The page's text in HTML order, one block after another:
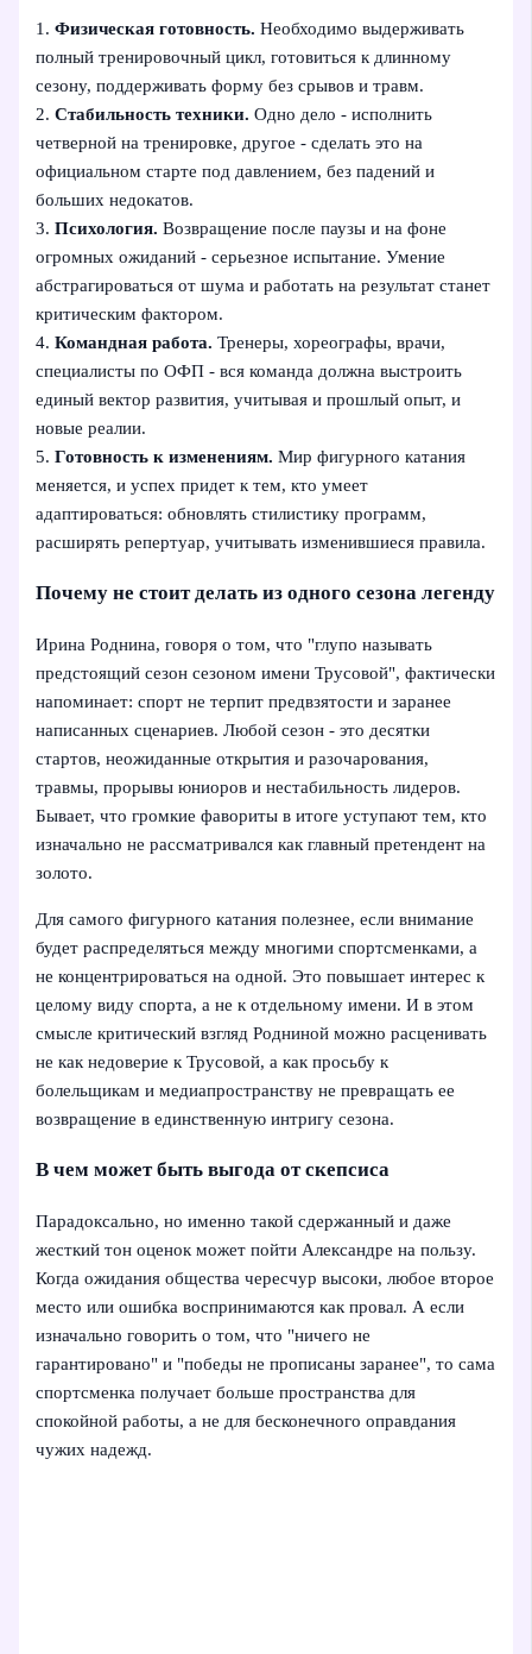
1.Физическая готовность. Необходимо выдерживать
полный тренировочный цикл, готовиться к длинному
сезону, поддерживать форму без срывов и травм.
2.Стабильность техники. Одно дело - исполнить
четверной на тренировке, другое - сделать это на
официальном старте под давлением, без падений и
больших недокатов.
3.Психология. Возвращение после паузы и на фоне
огромных ожиданий - серьезное испытание. Умение
абстрагироваться от шума и работать на результат станет
критическим фактором.
4.Командная работа. Тренеры, хореографы, врачи,
специалисты по ОФП - вся команда должна выстроить
единый вектор развития, учитывая и прошлый опыт, и
новые реалии.
5.Готовность к изменениям. Мир фигурного катания
меняется, и успех придет к тем, кто умеет
адаптироваться: обновлять стилистику программ,
расширять репертуар, учитывать изменившиеся правила.
Почему не стоит делать из одного сезона легенду
Ирина Роднина, говоря о том, что "глупо называть
предстоящий сезон сезоном имени Трусовой", фактически
напоминает: спорт не терпит предвзятости и заранее
написанных сценариев. Любой сезон - это десятки
стартов, неожиданные открытия и разочарования,
травмы, прорывы юниоров и нестабильность лидеров.
Бывает, что громкие фавориты в итоге уступают тем, кто
изначально не рассматривался как главный претендент на
золото.
Для самого фигурного катания полезнее, если внимание
будет распределяться между многими спортсменками, а
не концентрироваться на одной. Это повышает интерес к
целому виду спорта, а не к отдельному имени. И в этом
смысле критический взгляд Родниной можно расценивать
не как недоверие к Трусовой, а как просьбу к
болельщикам и медиапространству не превращать ее
возвращение в единственную интригу сезона.
В чем может быть выгода от скепсиса
Парадоксально, но именно такой сдержанный и даже
жесткий тон оценок может пойти Александре на пользу.
Когда ожидания общества чересчур высоки, любое второе
место или ошибка воспринимаются как провал. А если
изначально говорить о том, что "ничего не
гарантировано" и "победы не прописаны заранее", то сама
спортсменка получает больше пространства для
спокойной работы, а не для бесконечного оправдания
чужих надежд.